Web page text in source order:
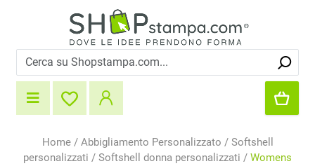
Home/ Abbigliamento Personalizzato / Softshell
personalizzati / Softshell donna personalizzati / Womens